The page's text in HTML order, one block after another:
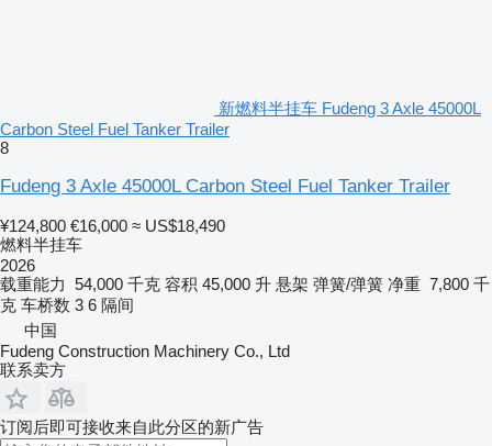
新燃料半挂车 Fudeng 3 Axle 45000L
Carbon Steel Fuel Tanker Trailer
8
Fudeng 3 Axle 45000L Carbon Steel Fuel Tanker Trailer
¥124,800 €16,000 ≈ US$18,490
燃料半挂车
2026
载重能力 54,000 千克 容积 45,000 升 悬架 弹簧/弹簧 净重 7,800 千
克 车桥数 3 6 隔间
中国
Fudeng Construction Machinery Co., Ltd
联系卖方
订阅后即可接收来自此分区的新广告